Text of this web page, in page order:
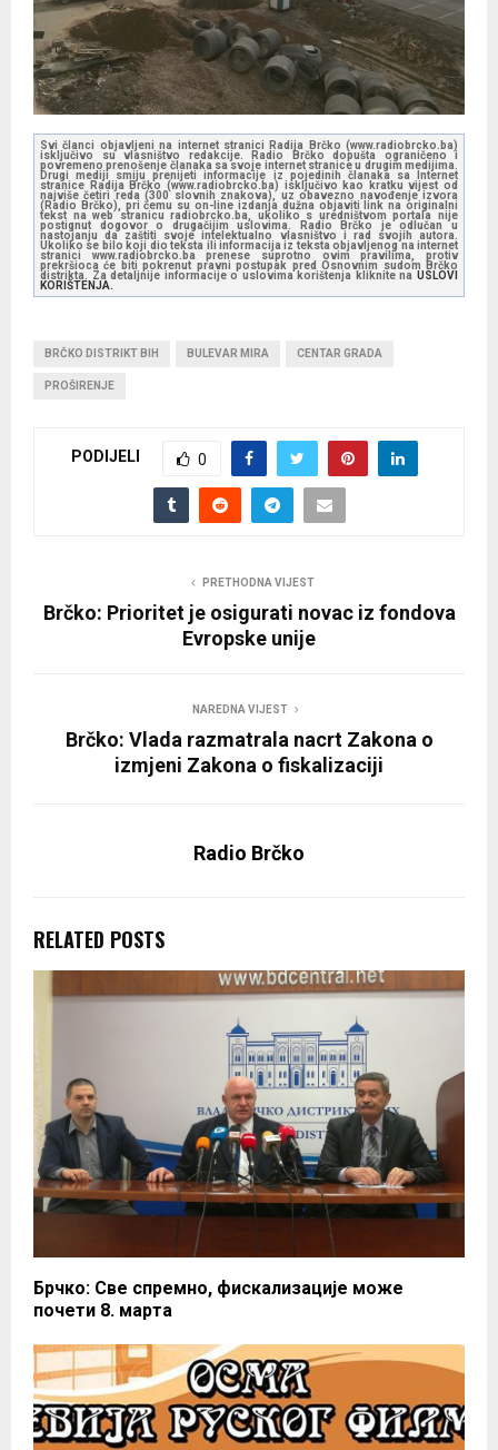
Svi članci objavljeni na internet stranici Radija Brčko (www.radiobrcko.ba)
isključivo su vlasništvo redakcije. Radio Brčko dopušta ograničeno i
povremeno prenošenje članaka sa svoje internet stranice u drugim medijima.
Drugi mediji smiju prenijeti informacije iz pojedinih članaka sa Internet
stranice Radija Brčko (www.radiobrcko.ba) isključivo kao kratku vijest od
najviše četiri reda (300 slovnih znakova), uz obavezno navođenje izvora
(Radio Brčko), pri čemu su on-line izdanja dužna objaviti link na originalni
tekst na web stranicu radiobrcko.ba, ukoliko s uredništvom portala nije
postignut dogovor o drugačijim uslovima. Radio Brčko je odlučan u
nastojanju da zaštiti svoje intelektualno vlasništvo i rad svojih autora.
Ukoliko se bilo koji dio teksta ili informacija iz teksta objavljenog na internet
stranici www.radiobrcko.ba prenese suprotno ovim pravilima, protiv
prekršioca će biti pokrenut pravni postupak pred Osnovnim sudom Brčko
distrikta. Za detaljnije informacije o uslovima korištenja kliknite na USLOVI
KORIŠTENJA.
BRČKO DISTRIKT BIH BULEVAR MIRA CENTAR GRADA
PROŠIRENJE
PODIJELI 0
PRETHODNA VIJEST
Brčko: Prioritet je osigurati novac iz fondova
Evropske unije
NAREDNA VIJEST
Brčko: Vlada razmatrala nacrt Zakona o
izmjeni Zakona o fiskalizaciji
Radio Brčko
RELATED POSTS
Брчко: Све спремно, фискализације може
почети 8. марта